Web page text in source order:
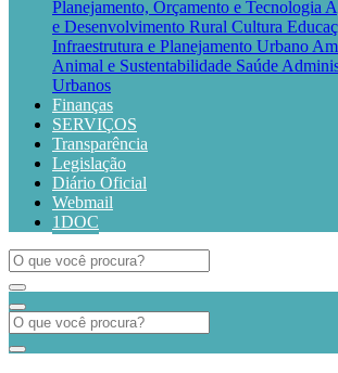
Planejamento, Orçamento e Tecnologia
e Desenvolvimento Rural Cultura
Infraestrutura e Planejamento Urbano
Animal e Sustentabilidade Saúde
Urbanos
Finanças
SERVIÇOS
Transparência
Legislação
Diário Oficial
Webmail
1DOC